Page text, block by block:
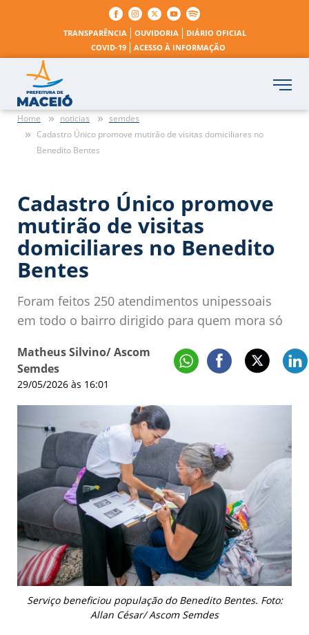
TRANSPARÊNCIA OUVIDORIA
DIÁRIO OFICIAL
COVID-19
ACESSO À INFORMAÇÃO
Home noticias
semdes
Cadastro Único promove mutirão de visitas domiciliares no
Benedito Bentes
Cadastro Único promove
mutirão de visitas
domiciliares no Benedito
Bentes
Foram feitos 250 atendimentos unipessoais
em todo o bairro dirigido para quem mora só
Matheus Silvino/ Ascom
Semdes
29/05/2026 às 16:01
Serviço beneficiou população do Benedito Bentes. Foto:
Allan César/ Ascom Semdes